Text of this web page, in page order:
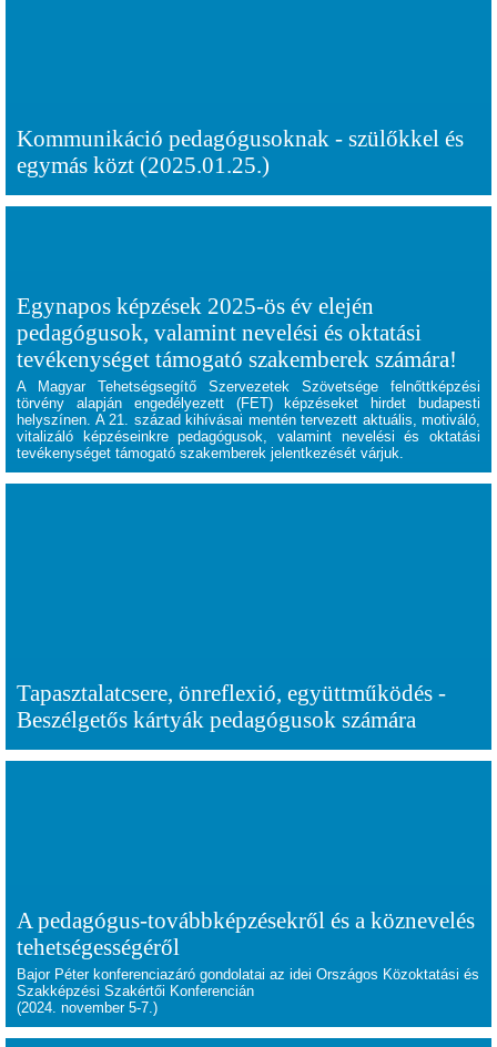
Kommunikáció pedagógusoknak - szülőkkel és
egymás közt (2025.01.25.)
Egynapos képzések 2025-ös év elején
pedagógusok, valamint nevelési és oktatási
tevékenységet támogató szakemberek számára!
A Magyar Tehetségsegítő Szervezetek Szövetsége felnőttképzési
törvény alapján engedélyezett (FET) képzéseket hirdet budapesti
helyszínen. A 21. század kihívásai mentén tervezett aktuális, motiváló,
vitalizáló képzéseinkre pedagógusok, valamint nevelési és oktatási
tevékenységet támogató szakemberek jelentkezését várjuk.
Tapasztalatcsere, önreflexió, együttműködés -
Beszélgetős kártyák pedagógusok számára
A pedagógus-továbbképzésekről és a köznevelés
tehetségességéről
Bajor Péter konferenciazáró gondolatai az idei Országos Közoktatási és
Szakképzési Szakértői Konferencián
(2024. november 5-7.)